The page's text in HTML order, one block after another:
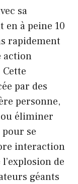
sa
à peine 10
rapidement
action
par des
personne,
éliminer
se
interaction
de
géants